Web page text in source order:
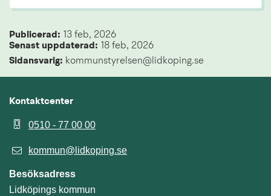
Publicerad: 13 feb, 2026
Senast uppdaterad: 18 feb, 2026
Sidansvarig: kommunstyrelsen@lidkoping.se
Kontaktcenter
0510 - 77 00 00
kommun@lidkoping.se
Besöksadress
Lidköpings kommun